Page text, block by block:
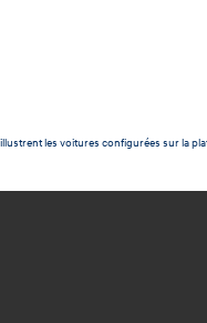
les voitures configurées sur la